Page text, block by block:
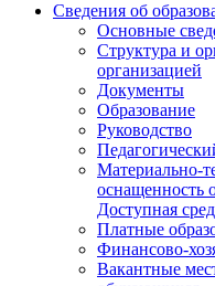
Сведения об
Основные
Структура и
организацией
Документы
Образование
Руководство
Материально-
оснащенность
Доступная
Платные
Финансово-
Вакантные